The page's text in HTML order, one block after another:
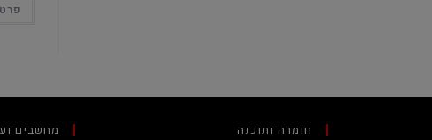
חומרה ותוכנה מחשבים